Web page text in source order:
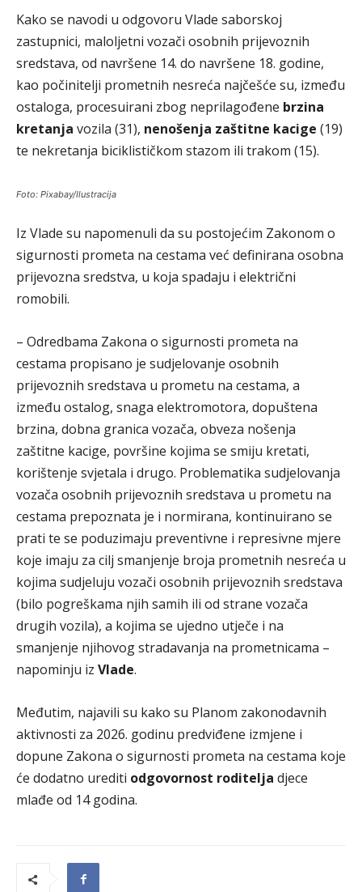
Kako se navodi u odgovoru Vlade saborskoj
zastupnici, maloljetni vozači osobnih prijevoznih
sredstava, od navršene 14. do navršene 18. godine,
kao počinitelji prometnih nesreća najčešće su, između
ostaloga, procesuirani zbog neprilagođene brzina
kretanja vozila (31), nenošenja zaštitne kacige (19)
te nekretanja biciklističkom stazom ili trakom (15).
Foto: Pixabay/Ilustracija
Iz Vlade su napomenuli da su postojećim Zakonom o
sigurnosti prometa na cestama već definirana osobna
prijevozna sredstva, u koja spadaju i električni
romobili.
– Odredbama Zakona o sigurnosti prometa na
cestama propisano je sudjelovanje osobnih
prijevoznih sredstava u prometu na cestama, a
između ostalog, snaga elektromotora, dopuštena
brzina, dobna granica vozača, obveza nošenja
zaštitne kacige, površine kojima se smiju kretati,
korištenje svjetala i drugo. Problematika sudjelovanja
vozača osobnih prijevoznih sredstava u prometu na
cestama prepoznata je i normirana, kontinuirano se
prati te se poduzimaju preventivne i represivne mjere
koje imaju za cilj smanjenje broja prometnih nesreća u
kojima sudjeluju vozači osobnih prijevoznih sredstava
(bilo pogreškama njih samih ili od strane vozača
drugih vozila), a kojima se ujedno utječe i na
smanjenje njihovog stradavanja na prometnicama –
napominju iz Vlade.
Međutim, najavili su kako su Planom zakonodavnih
aktivnosti za 2026. godinu predviđene izmjene i
dopune Zakona o sigurnosti prometa na cestama koje
će dodatno urediti odgovornost roditelja djece
mlađe od 14 godina.